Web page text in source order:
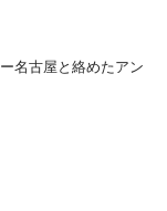
名古屋と絡めたアン